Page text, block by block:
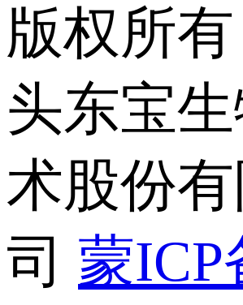
版权所
头东宝
术股份
司 蒙ICP